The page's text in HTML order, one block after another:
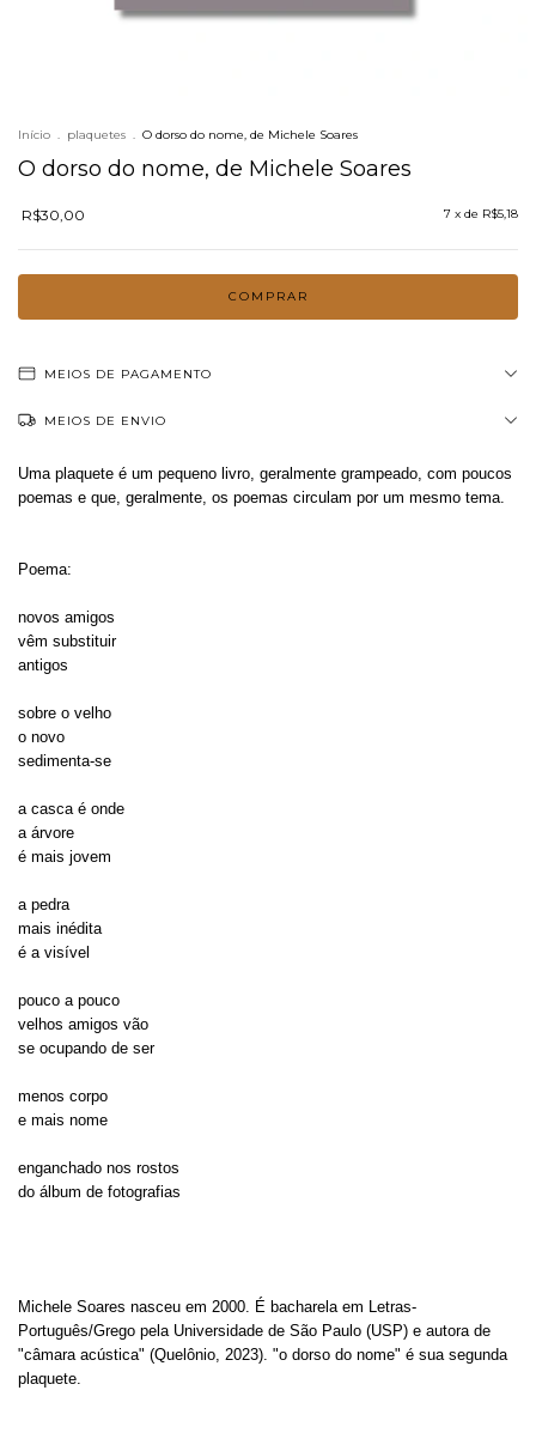
Início . plaquetes . O dorso do nome, de Michele Soares
O dorso do nome, de Michele Soares
R$30,00 7 x de R$5,18
MEIOS DE PAGAMENTO
MEIOS DE ENVIO
Uma plaquete é um pequeno livro, geralmente grampeado, com poucos
poemas e que, geralmente, os poemas circulam por um mesmo tema.
Poema:
novos amigos
vêm substituir
antigos
sobre o velho
o novo
sedimenta-se
a casca é onde
a árvore
é mais jovem
a pedra
mais inédita
é a visível
pouco a pouco
velhos amigos vão
se ocupando de ser
menos corpo
e mais nome
enganchado nos rostos
do álbum de fotografias
Michele Soares nasceu em 2000. É bacharela em Letras-
Português/Grego pela Universidade de São Paulo (USP) e autora de
"câmara acústica" (Quelônio, 2023). "o dorso do nome" é sua segunda
plaquete.